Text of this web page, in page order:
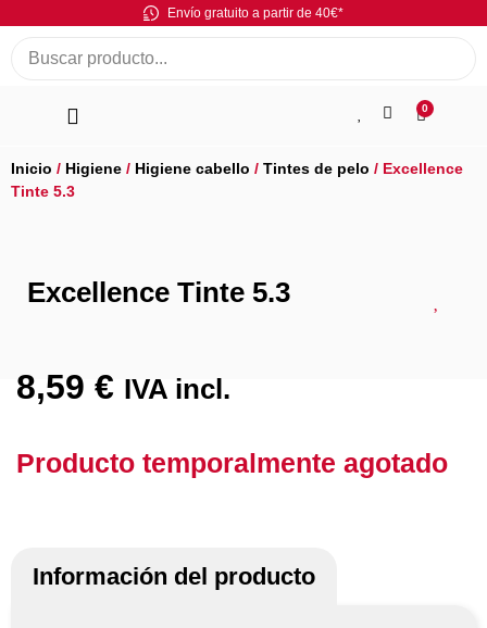
Envío gratuito a partir de 40€*
0
Inicio / Higiene / Higiene cabello / Tintes de pelo / Excellence
Tinte 5.3
Excellence Tinte 5.3
8,59 € IVA incl.
Producto temporalmente agotado
Información del producto